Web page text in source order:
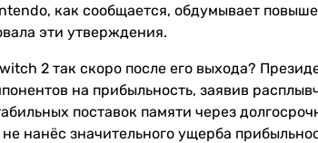
как сообщается, обдумывает
эти утверждения.
2 так скоро после его выхода?
на прибыльность, заявив
поставок памяти через
нанёс значительного ущерба